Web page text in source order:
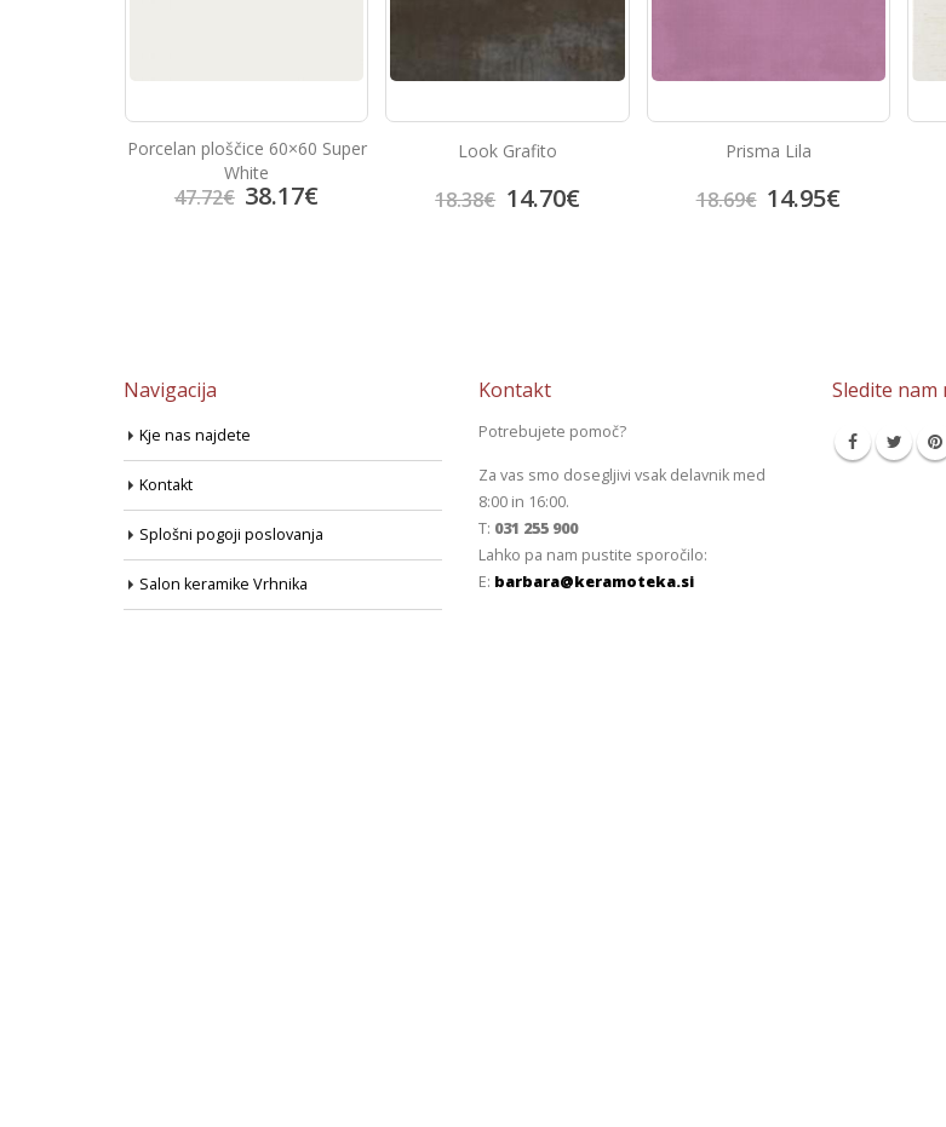
Porcelan ploščice 60×60 Super
White
47.72€ 38.17€
Look Grafito
18.38€ 14.70€
Prisma Lila
18.69€ 14.95€
Navigacija
Kje nas najdete
Kontakt
Splošni pogoji poslovanja
Salon keramike Vrhnika
Kontakt
Potrebujete pomoč?
Za vas smo dosegljivi vsak delavnik med
8:00 in 16:00.
T: 031 255 900
Lahko pa nam pustite sporočilo:
E: barbara@keramoteka.si
Sledite nam